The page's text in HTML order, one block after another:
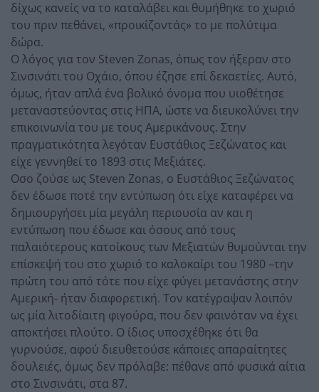
δίχως κανείς να το καταλάβει και θυμήθηκε το χωριό
του πριν πεθάνει, «προικίζοντάς» το με πολύτιμα
δώρα.
Ο λόγος για τον Steven Zonas, όπως τον ήξεραν στο
Σινσινάτι του Οχάιο, όπου έζησε επί δεκαετίες. Αυτό,
όμως, ήταν απλά ένα βολικό όνομα που υιοθέτησε
μεταναστεύοντας στις ΗΠΑ, ώστε να διευκολύνει την
επικοινωνία του με τους Αμερικάνους. Στην
πραγματικότητα λεγόταν Ευστάθιος Ξεζώνατος και
είχε γεννηθεί το 1893 στις Μεξιάτες.
Οσο ζούσε ως Steven Zonas, ο Ευστάθιος Ξεζώνατος
δεν έδωσε ποτέ την εντύπωση ότι είχε καταφέρει να
δημιουργήσει μία μεγάλη περιουσία αν και η
εντύπωση που έδωσε και όσους από τους
παλαιότερους κατοίκους των Μεξιατών θυμούνται την
επίσκεψή του στο χωριό το καλοκαίρι του 1980 –την
πρώτη του από τότε που είχε φύγει μετανάστης στην
Αμερική- ήταν διαφορετική. Τον κατέγραψαν λοιπόν
ως μία λιτοδίαιτη φιγούρα, που δεν φαινόταν να έχει
αποκτήσει πλούτο. Ο ίδιος υποσχέθηκε ότι θα
γυρνούσε, αφού διευθετούσε κάποιες απαραίτητες
δουλειές, όμως δεν πρόλαβε: πέθανε από φυσικά αίτια
στο Σινσινάτι, στα 87.